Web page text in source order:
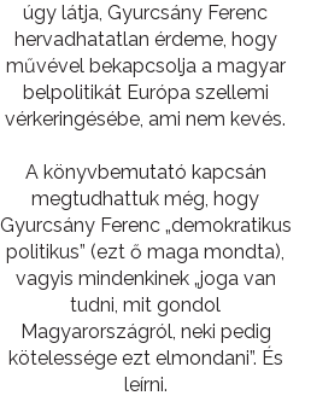
úgy látja, Gyurcsány Ferenc
hervadhatatlan érdeme, hogy
művével bekapcsolja a magyar
belpolitikát Európa szellemi
vérkeringésébe, ami nem kevés.
A könyvbemutató kapcsán
megtudhattuk még, hogy
Gyurcsány Ferenc „demokratikus
politikus” (ezt ő maga mondta),
vagyis mindenkinek „joga van
tudni, mit gondol
Magyarországról, neki pedig
kötelessége ezt elmondani”. És
leírni.